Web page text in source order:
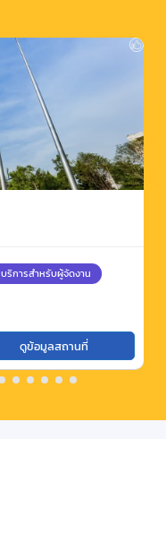
บริการสำหรับผู้จัดงาน
ดูข้อมูลสถานที่